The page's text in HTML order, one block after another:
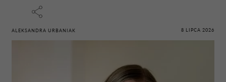
ALEKSANDRA URBANIAK 8 LIPCA 2026